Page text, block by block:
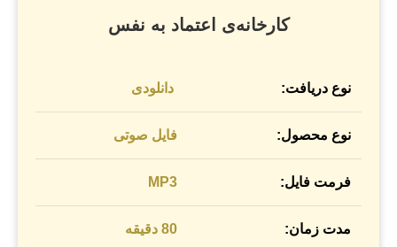
کارخانه‌ی اعتماد به نفس
نوع دریافت: دانلودی
نوع محصول: فایل صوتی
فرمت فایل: MP3
مدت زمان: 80 دقیقه